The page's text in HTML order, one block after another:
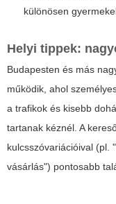
különösen
Helyi tippek:
Budapesten és más
működik, ahol
a trafikok és kisebb
tartanak kéznél. A
kulcsszóvariációival (pl.
vásárlás") pontosabb